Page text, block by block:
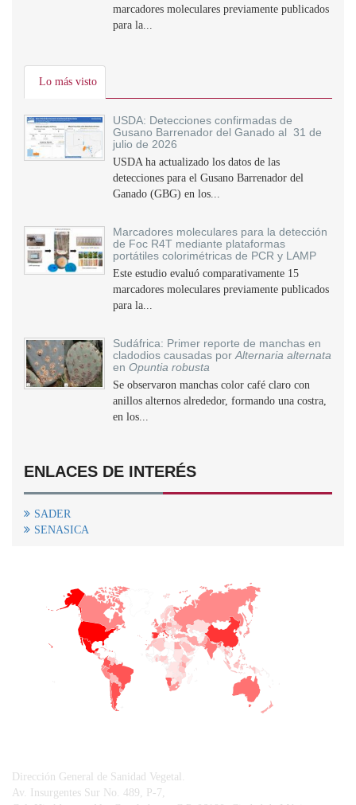
marcadores moleculares previamente publicados
para la...
Lo más visto
USDA: Detecciones confirmadas de
Gusano Barrenador del Ganado al 31 de
julio de 2026
USDA ha actualizado los datos de las
detecciones para el Gusano Barrenador del
Ganado (GBG) en los...
Marcadores moleculares para la detección
de Foc R4T mediante plataformas
portátiles colorimétricas de PCR y LAMP
Este estudio evaluó comparativamente 15
marcadores moleculares previamente publicados
para la...
Sudáfrica: Primer reporte de manchas en
cladodios causadas por Alternaria alternata
en Opuntia robusta
Se observaron manchas color café claro con
anillos alternos alrededor, formando una costra,
en los...
ENLACES DE INTERÉS
SADER
SENASICA
Dirección General de Sanidad Vegetal.
Av. Insurgentes Sur No. 489, P-7,